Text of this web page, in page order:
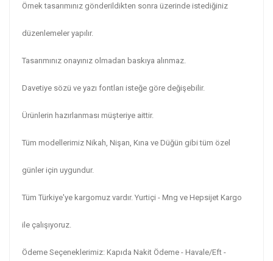
Örnek tasarımınız gönderildikten sonra üzerinde istediğiniz
düzenlemeler yapılır.
Tasarımınız onayınız olmadan baskıya alınmaz.
Davetiye sözü ve yazı fontları isteğe göre değişebilir.
Ürünlerin hazırlanması müşteriye aittir.
Tüm modellerimiz Nikah, Nişan, Kına ve Düğün gibi tüm özel
günler için uygundur.
Tüm Türkiye'ye kargomuz vardır. Yurtiçi - Mng ve Hepsijet Kargo
ile çalışıyoruz.
Ödeme Seçeneklerimiz: Kapıda Nakit Ödeme - Havale/Eft -